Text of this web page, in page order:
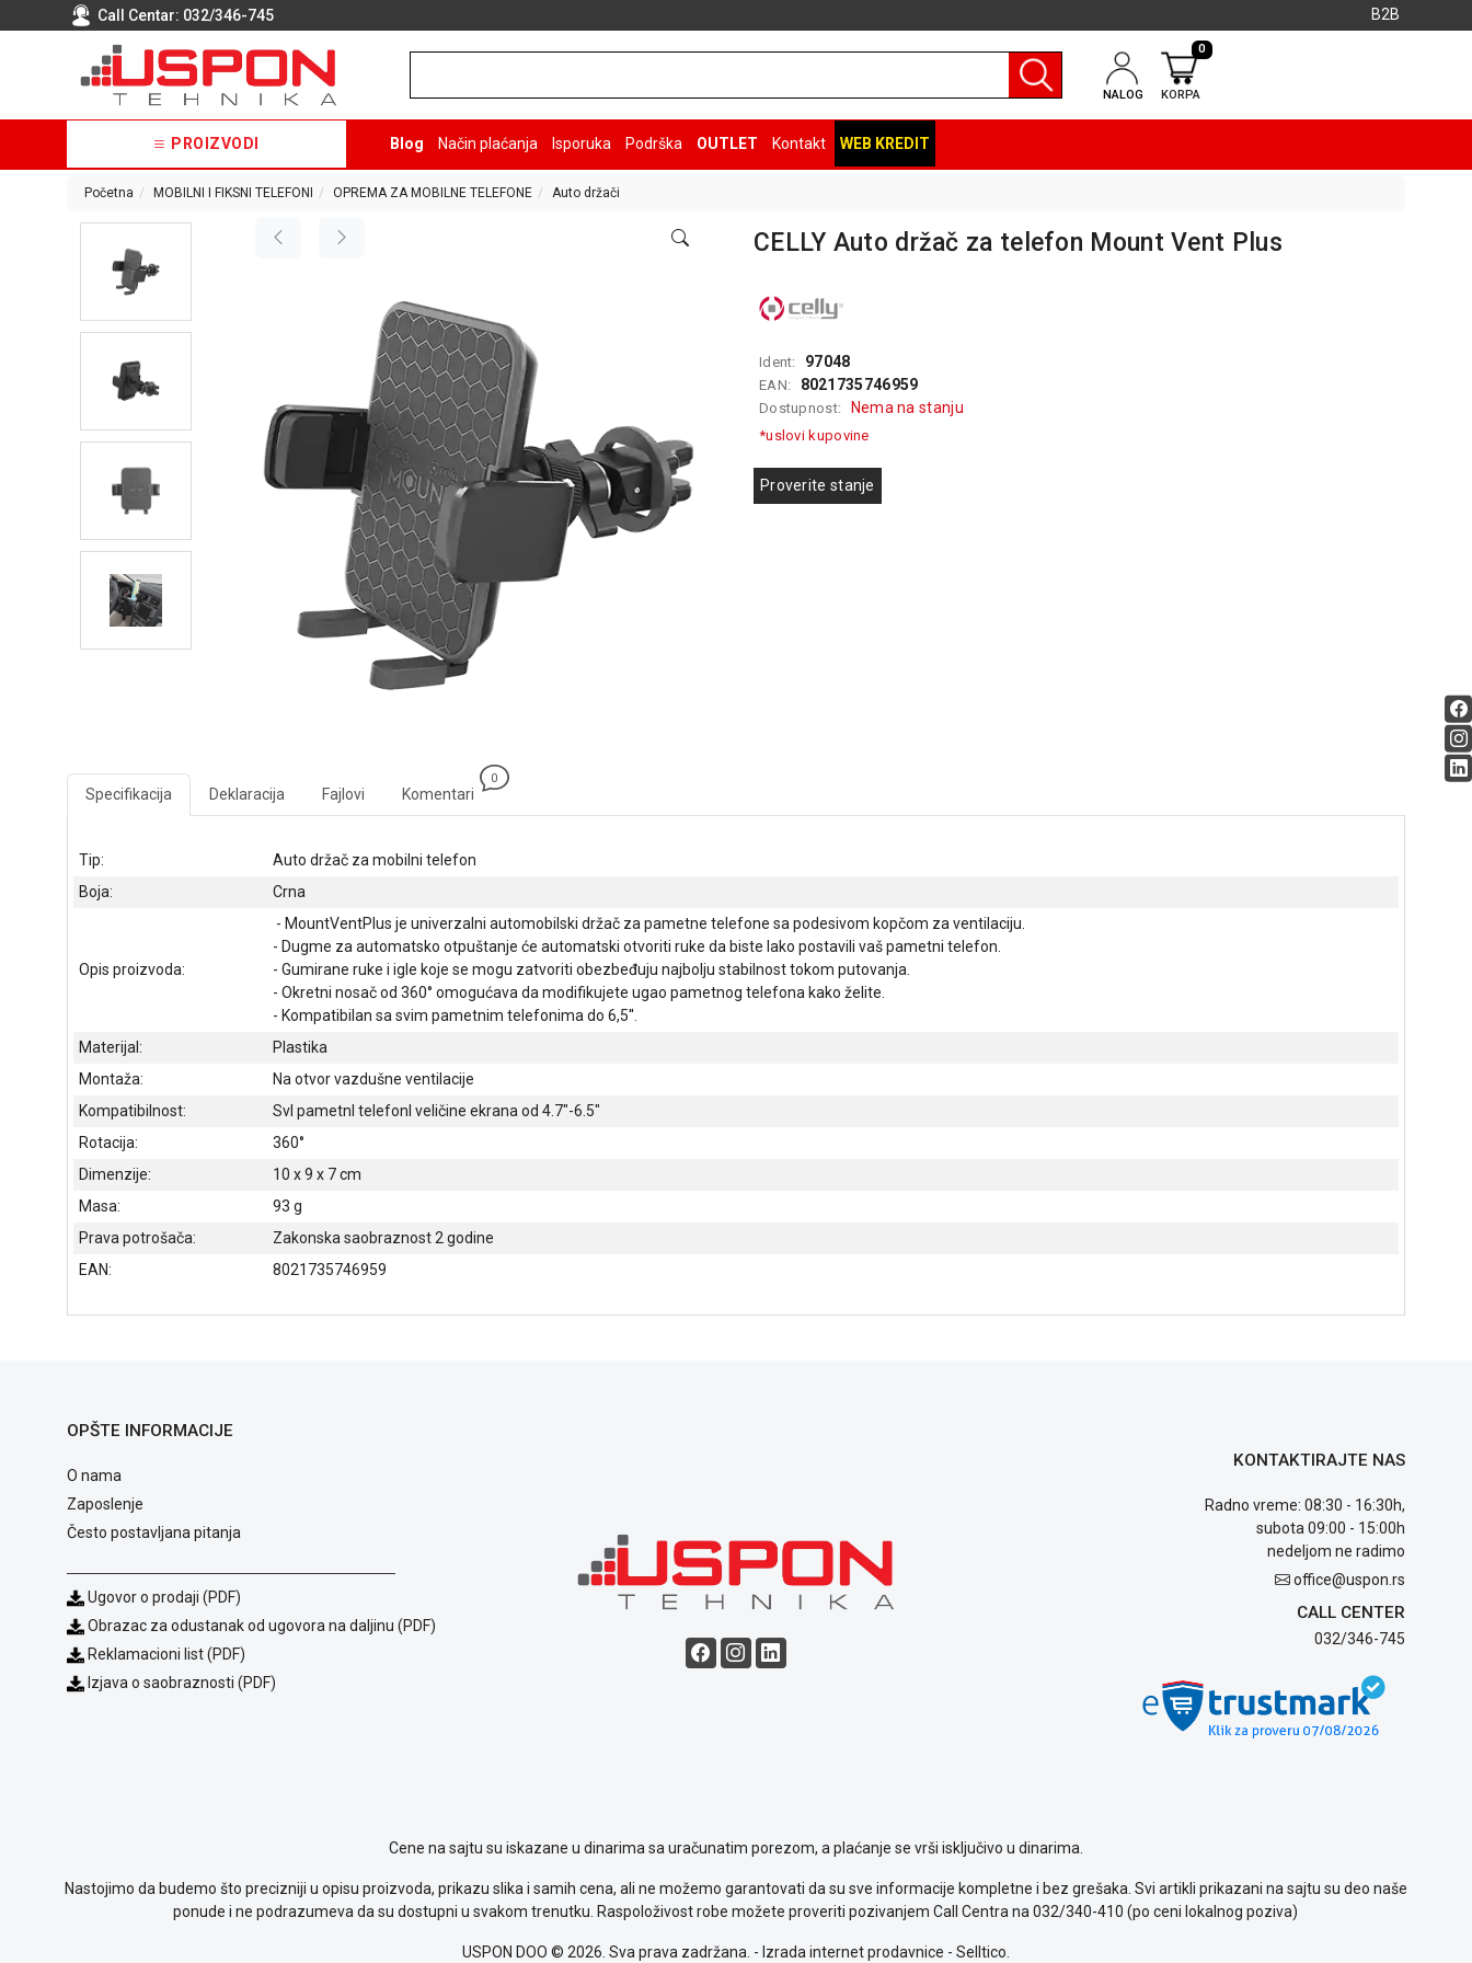
Call Centar: 032/346-745 B2B
NALOG KORPA
0
PROIZVODI Blog Način plaćanja Isporuka Podrška OUTLET Kontakt WEB KREDIT
Početna MOBILNI I FIKSNI TELEFONI OPREMA ZA MOBILNE TELEFONE Auto držači
CELLY Auto držač za telefon Mount Vent Plus
Ident: 97048
EAN: 8021735746959
Dostupnost: Nema na stanju
*uslovi kupovine
Proverite stanje
Specifikacija Deklaracija Fajlovi Komentari
0
Tip:
Auto držač za mobilni telefon
Boja:
Crna
Opis proizvoda:
- MountVentPlus je univerzalni automobilski držač za pametne telefone sa podesivom kopčom za ventilaciju.
- Dugme za automatsko otpuštanje će automatski otvoriti ruke da biste lako postavili vaš pametni telefon.
- Gumirane ruke i igle koje se mogu zatvoriti obezbeđuju najbolju stabilnost tokom putovanja.
- Okretni nosač od 360° omogućava da modifikujete ugao pametnog telefona kako želite.
- Kompatibilan sa svim pametnim telefonima do 6,5''.
Materijal:
Plastika
Montaža:
Na otvor vazdušne ventilacije
Kompatibilnost:
SvI pametnI telefonI veličine ekrana od 4.7"-6.5"
Rotacija:
360°
Dimenzije:
10 x 9 x 7 cm
Masa:
93 g
Prava potrošača:
Zakonska saobraznost 2 godine
EAN:
8021735746959
OPŠTE INFORMACIJE
O nama
Zaposlenje
Često postavljana pitanja
Ugovor o prodaji (PDF)
Obrazac za odustanak od ugovora na daljinu (PDF)
Reklamacioni list (PDF)
Izjava o saobraznosti (PDF)
KONTAKTIRAJTE NAS
Radno vreme: 08:30 - 16:30h,
subota 09:00 - 15:00h
nedeljom ne radimo
office@uspon.rs
CALL CENTER
032/346-745
Cene na sajtu su iskazane u dinarima sa uračunatim porezom, a plaćanje se vrši isključivo u dinarima.
Nastojimo da budemo što precizniji u opisu proizvoda, prikazu slika i samih cena, ali ne možemo garantovati da su sve informacije kompletne i bez grešaka. Svi artikli prikazani na sajtu su deo naše
ponude i ne podrazumeva da su dostupni u svakom trenutku. Raspoloživost robe možete proveriti pozivanjem Call Centra na 032/340-410 (po ceni lokalnog poziva)
USPON DOO © 2026. Sva prava zadržana. - Izrada internet prodavnice - Selltico.